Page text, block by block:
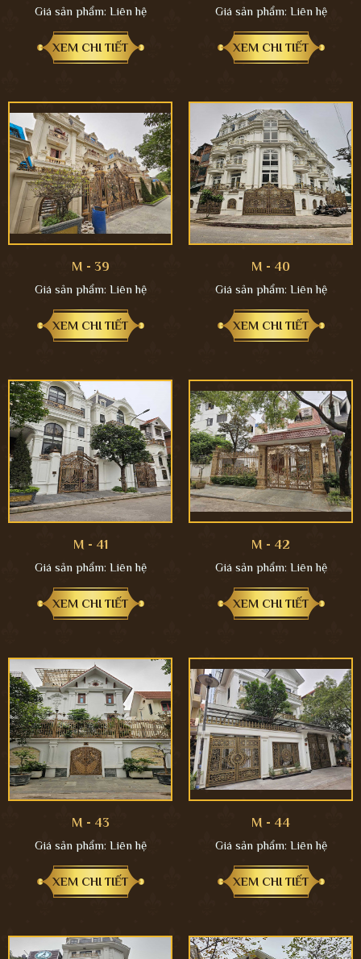
Giá sản phẩm: Liên hệ
XEM CHI TIẾT
Giá sản phẩm: Liên hệ
XEM CHI TIẾT
M - 39
Giá sản phẩm: Liên hệ
XEM CHI TIẾT
M - 40
Giá sản phẩm: Liên hệ
XEM CHI TIẾT
M - 41
Giá sản phẩm: Liên hệ
XEM CHI TIẾT
M - 42
Giá sản phẩm: Liên hệ
XEM CHI TIẾT
M - 43
Giá sản phẩm: Liên hệ
XEM CHI TIẾT
M - 44
Giá sản phẩm: Liên hệ
XEM CHI TIẾT